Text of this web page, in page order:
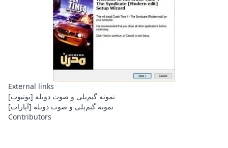
External links
نمونه گیم‌پلی و صوت دوبله [یوتیوب]
نمونه گیم‌پلی و صوت دوبله [آپارات]
Contributors